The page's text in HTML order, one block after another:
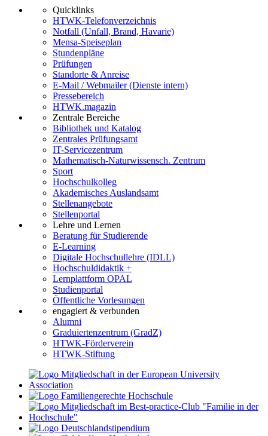
Quicklinks
HTWK-Telefonverzeichnis
Notfall (Unfall, Brand, Havarie)
Mensa-Speiseplan
Stundenpläne
Prüfungen
Standorte & Anreise
E-Mail / Webmailer (Dienste intern)
Pressebereich
HTWK.magazin
Zentrale Bereiche
Bibliothek und Katalog
Zentrales Prüfungsamt
IT-Servicezentrum
Mathematisch-Naturwissensch. Zentrum
Sport
Hochschulkolleg
Akademisches Auslandsamt
Stellenangebote
Stellenportal
Lehre und Lernen
Beratung für Studierende
E-Learning
Digitale Hochschullehre (IDLL)
Hochschuldidaktik +
Lernplattform OPAL
Studienportal
Öffentliche Vorlesungen
engagiert & verbunden
Alumni
Graduiertenzentrum (GradZ)
HTWK-Förderverein
HTWK-Stiftung